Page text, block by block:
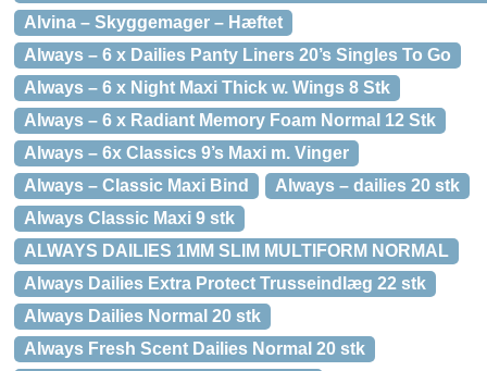
Alvina – Skyggemager – Hæftet
Always – 6 x Dailies Panty Liners 20’s Singles To Go
Always – 6 x Night Maxi Thick w. Wings 8 Stk
Always – 6 x Radiant Memory Foam Normal 12 Stk
Always – 6x Classics 9’s Maxi m. Vinger
Always – Classic Maxi Bind
Always – dailies 20 stk
Always Classic Maxi 9 stk
ALWAYS DAILIES 1MM SLIM MULTIFORM NORMAL
Always Dailies Extra Protect Trusseindlæg 22 stk
Always Dailies Normal 20 stk
Always Fresh Scent Dailies Normal 20 stk